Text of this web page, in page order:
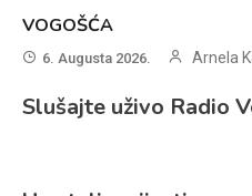
VOGOŠĆA
6. Augusta 2026. Arnela
Slušajte uživo Radio